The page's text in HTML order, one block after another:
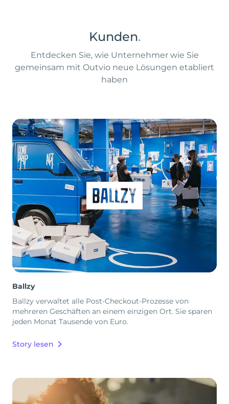
Kunden.
Entdecken Sie, wie Unternehmer wie Sie
gemeinsam mit Outvio neue Lösungen etabliert
haben
Ballzy
Ballzy verwaltet alle Post-Checkout-Prozesse von
mehreren Geschäften an einem einzigen Ort. Sie sparen
jeden Monat Tausende von Euro.
Story lesen